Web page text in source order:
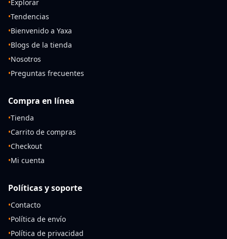
•Explorar
•Tendencias
•Bienvenido a Yaxa
•Blogs de la tienda
•Nosotros
•Preguntas frecuentes
Compra en línea
•Tienda
•Carrito de compras
•Checkout
•Mi cuenta
Políticas y soporte
•Contacto
•Política de envío
•Política de privacidad